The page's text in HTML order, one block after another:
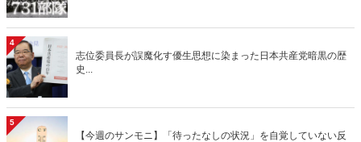
4
志位委員長が誤魔化す優生思想に染まった日本共産党暗黒の歴
史...
5
【今週のサンモニ】「待ったなしの状況」を自覚していない反